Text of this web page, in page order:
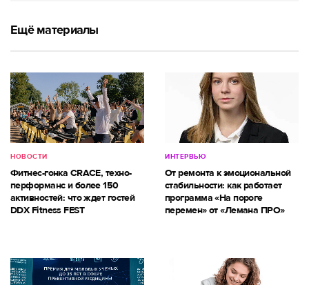
Ещё материалы
НОВОСТИ
Фитнес-гонка CRACE, техно-
перформанс и более 150
активностей: что ждет гостей
DDX Fitness FEST
ИНТЕРВЬЮ
От ремонта к эмоциональной
стабильности: как работает
программа «На пороге
перемен» от «Лемана ПРО»